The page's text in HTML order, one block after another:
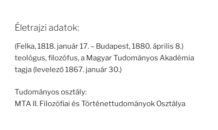
Életrajzi adatok:
(Felka, 1818. január 17. – Budapest, 1880. április 8.)
teológus, filozófus, a Magyar Tudományos Akadémia
tagja (levelező 1867. január 30.)
Tudományos osztály:
MTA II. Filozófiai és Történettudományok Osztálya